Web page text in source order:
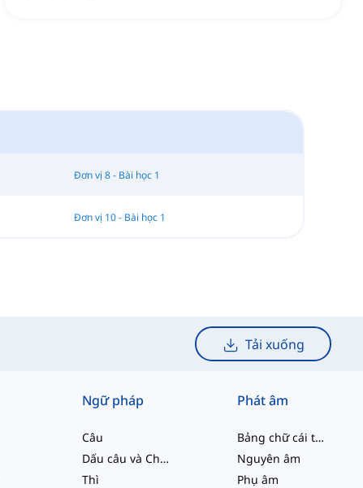
Đơn vị 8 - Bài học 1
Đơn vị 10 - Bài học 1
Tải xuống
Ngữ pháp
Câu
Dấu câu và Chính tả
Thì
Phát âm
Bảng chữ cái tiếng Anh
Nguyên âm
Phụ âm